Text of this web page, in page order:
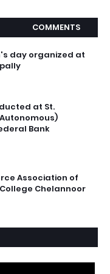
COMMENTS
day organized at
at St.
Bank
Association of
Chelannoor